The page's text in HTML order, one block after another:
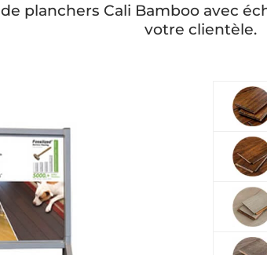
planchers Cali Bamboo avec
votre clientèle.